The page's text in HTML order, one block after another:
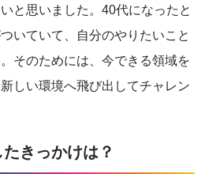
と思いました。40代になったと
いていて、自分のやりたいこと
そのためには、今できる領域を
しい環境へ飛び出してチャレン
きっかけは？